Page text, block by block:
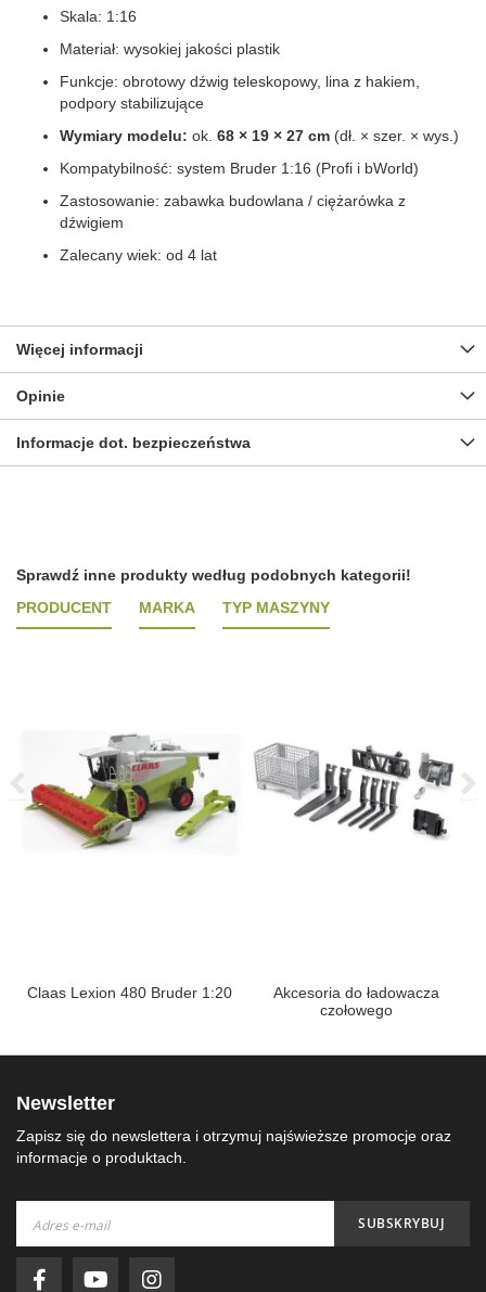
Skala: 1:16
Materiał: wysokiej jakości plastik
Funkcje: obrotowy dźwig teleskopowy, lina z hakiem,
podpory stabilizujące
Wymiary modelu: ok. 68 × 19 × 27 cm (dł. × szer. × wys.)
Kompatybilność: system Bruder 1:16 (Profi i bWorld)
Zastosowanie: zabawka budowlana / ciężarówka z
dźwigiem
Zalecany wiek: od 4 lat
Więcej informacji
Opinie
Informacje dot. bezpieczeństwa
Sprawdź inne produkty według podobnych kategorii!
PRODUCENT
MARKA TYP MASZYNY
Claas Lexion 480 Bruder 1:20
Akcesoria do ładowacza
czołowego
Newsletter
Zapisz się do newslettera i otrzymuj najświeższe promocje oraz
informacje o produktach.
nasz
newsletter:
SUBSKRYBUJ